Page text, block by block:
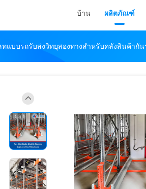
บ้าน ผลิตภัณฑ์
ทแบบรถรับส่งวิทยุสองทางสำหรับคลังสินค้ากัน